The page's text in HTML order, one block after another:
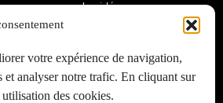
votre expérience de navigation,
et analyser notre trafic. En cliquant sur
des cookies.
grandes idées